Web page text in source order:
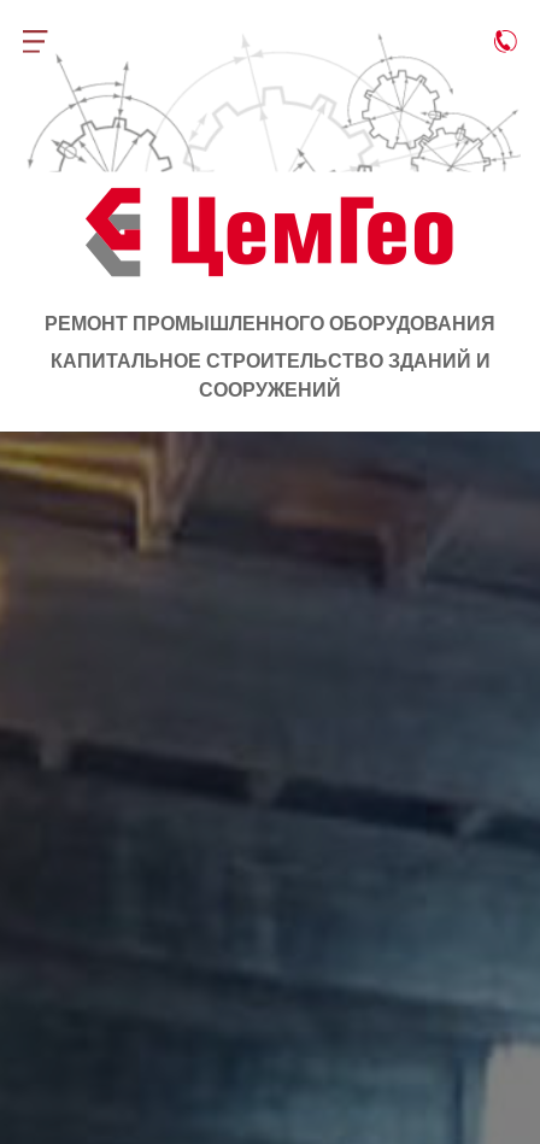
РЕМОНТ ПРОМЫШЛЕННОГО ОБОРУДОВАНИЯ
КАПИТАЛЬНОЕ СТРОИТЕЛЬСТВО ЗДАНИЙ И
СООРУЖЕНИЙ